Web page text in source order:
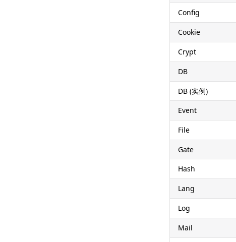
Config
Cookie
Crypt
DB
DB (实例)
Event
File
Gate
Hash
Lang
Log
Mail